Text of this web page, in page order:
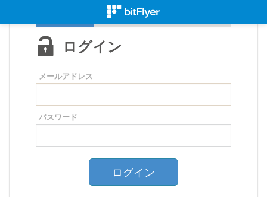
ログイン
メールアドレス
パスワード